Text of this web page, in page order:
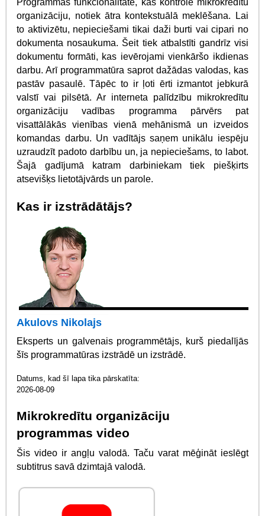
Programmas funkcionalitātē, kas kontrolē mikrokredītu
organizāciju, notiek ātra kontekstuālā meklēšana. Lai
to aktivizētu, nepieciešami tikai daži burti vai cipari no
dokumenta nosaukuma. Šeit tiek atbalstīti gandrīz visi
dokumentu formāti, kas ievērojami vienkāršo ikdienas
darbu. Arī programmatūra saprot dažādas valodas, kas
pastāv pasaulē. Tāpēc to ir ļoti ērti izmantot jebkurā
valstī vai pilsētā. Ar interneta palīdzību mikrokredītu
organizāciju vadības programma pārvērs pat
visattālākās vienības vienā mehānismā un izveidos
komandas darbu. Un vadītājs saņem unikālu iespēju
uzraudzīt padoto darbību un, ja nepieciešams, to labot.
Šajā gadījumā katram darbiniekam tiek piešķirts
atsevišķs lietotājvārds un parole.
Kas ir izstrādātājs?
Akulovs Nikolajs
Eksperts un galvenais programmētājs, kurš piedalījās
šīs programmatūras izstrādē un izstrādē.
Datums, kad šī lapa tika pārskatīta:
2026-08-09
Mikrokredītu organizāciju
programmas video
Šis video ir angļu valodā. Taču varat mēģināt ieslēgt
subtitrus savā dzimtajā valodā.